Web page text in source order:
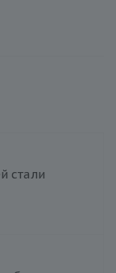
стали